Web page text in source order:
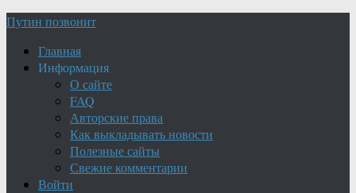
Путин позвонит
Главная
Информация
О сайте
FAQ
Авторские права
Как выкладывать новости
Полезные сайты
Свежие комментарии
Войти